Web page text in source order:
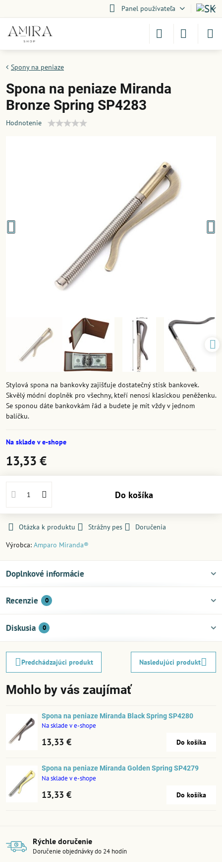
Panel používateľa
Spony na peniaze
Spona na peniaze Miranda
Bronze Spring SP4283
Hodnotenie
Stylová spona na bankovky zajišťuje dostatečný stisk bankovek.
Skvělý módní doplněk pro všechny, kteří nenosí klasickou peněženku.
Se sponou dáte bankovkám řád a budete je mít vždy v jednom
balíčku.
Na sklade v e-shope
13,33 €
Do košíka
Otázka k produktu Strážny pes
Doručenia
Výrobca: Amparo Miranda®
Doplnkové informácie
Recenzie 0
Diskusia 0
Predchádzajúci produkt Nasledujúci produkt
Mohlo by vás zaujímať
Spona na peniaze Miranda Black Spring SP4280
Na sklade v e-shope
13,33 € Do košíka
Spona na peniaze Miranda Golden Spring SP4279
Na sklade v e-shope
13,33 € Do košíka
Rýchle doručenie
Doručenie objednávky do 24 hodín